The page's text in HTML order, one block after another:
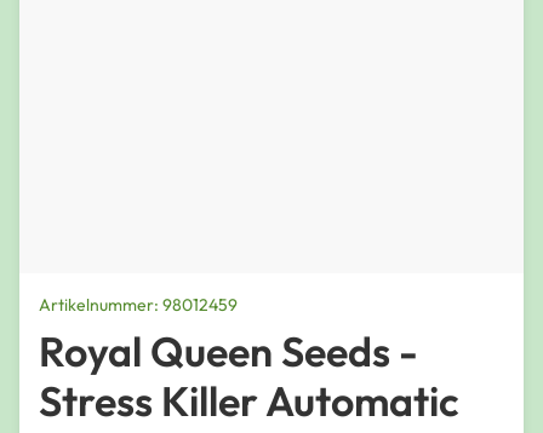
Artikelnummer: 98012459
Royal Queen Seeds -
Stress Killer Automatic